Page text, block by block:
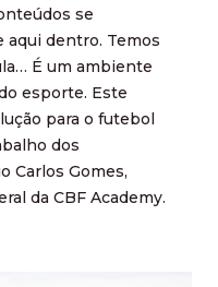
se
aqui dentro. Temos
É um ambiente
esporte. Este
para o futebol
dos
Carlos Gomes,
da CBF Academy.